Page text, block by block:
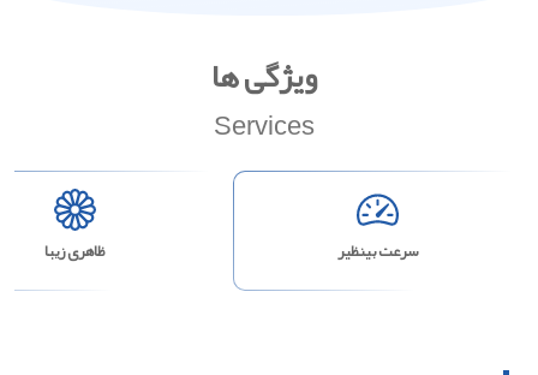
ویژگی ها
Services
سرعت بینظیر ظاهری زیبا